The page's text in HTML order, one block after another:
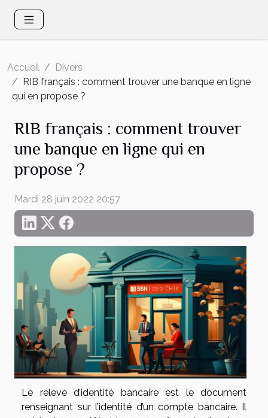
Accueil
Divers
RIB français : comment trouver une banque en ligne
qui en propose ?
RIB français : comment trouver
une banque en ligne qui en
propose ?
Mardi 28 juin 2022 20:57
Le relevé d’identité bancaire est le document
renseignant sur l’identité d’un compte bancaire. Il